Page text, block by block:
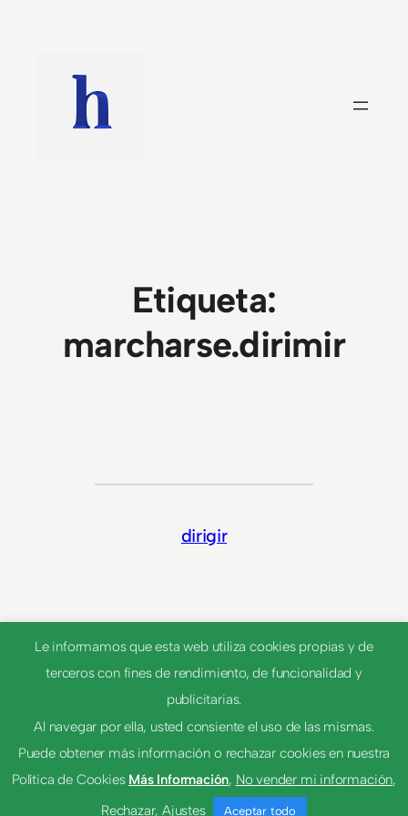
contenido
Etiqueta:
marcharse.dirimir
dirigir
© 2023 Tema porAnders Norén
Le informamos que esta web utiliza cookies propias y de
terceros con fines de rendimiento, de funcionalidad y
publicitarias.
Al navegar por ella, usted consiente el uso de las mismas.
Puede obtener más información o rechazar cookies en nuestra
Política de Cookies Más Información, No vender mi información,
Rechazar, Ajustes Aceptar todo